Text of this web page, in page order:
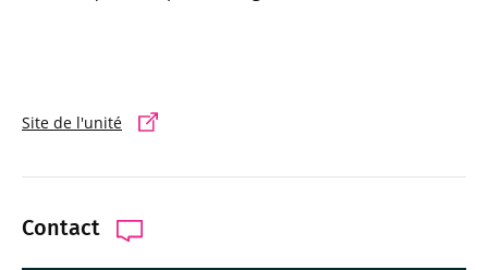
Site de l'unité
Contact